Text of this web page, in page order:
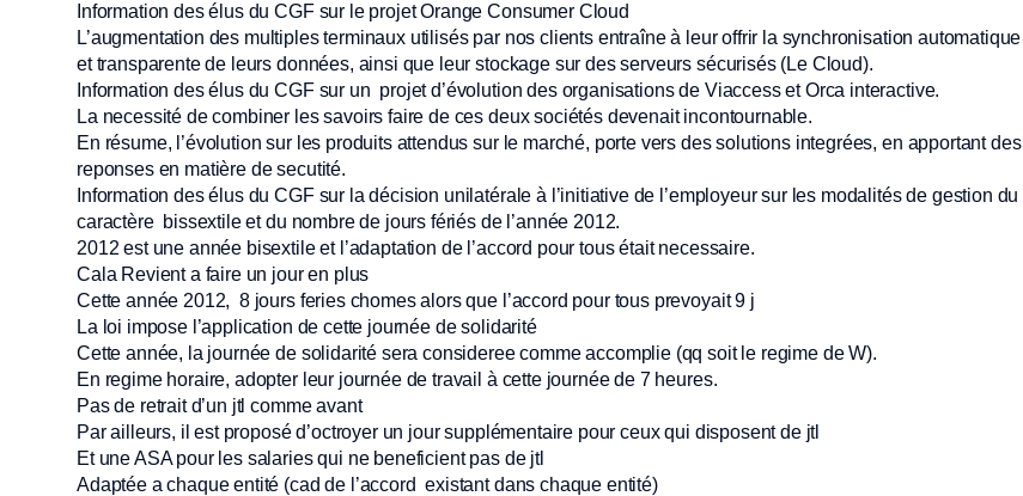
Information des élus du CGF sur le projet Orange Consumer Cloud
L’augmentation des multiples terminaux utilisés par nos clients entraîne à leur offrir la synchronisation automatique
et transparente de leurs données, ainsi que leur stockage sur des serveurs sécurisés (Le Cloud).
Information des élus du CGF sur un projet d’évolution des organisations de Viaccess et Orca interactive.
La necessité de combiner les savoirs faire de ces deux sociétés devenait incontournable.
En résume, l’évolution sur les produits attendus sur le marché, porte vers des solutions integrées, en apportant des
reponses en matière de secutité.
Information des élus du CGF sur la décision unilatérale à l’initiative de l’employeur sur les modalités de gestion du
caractère bissextile et du nombre de jours fériés de l’année 2012.
2012 est une année bisextile et l’adaptation de l’accord pour tous était necessaire.
Cala Revient a faire un jour en plus
Cette année 2012, 8 jours feries chomes alors que l’accord pour tous prevoyait 9 j
La loi impose l’application de cette journée de solidarité
Cette année, la journée de solidarité sera consideree comme accomplie (qq soit le regime de W).
En regime horaire, adopter leur journée de travail à cette journée de 7 heures.
Pas de retrait d’un jtl comme avant
Par ailleurs, il est proposé d’octroyer un jour supplémentaire pour ceux qui disposent de jtl
Et une ASA pour les salaries qui ne beneficient pas de jtl
Adaptée a chaque entité (cad de l’accord existant dans chaque entité)